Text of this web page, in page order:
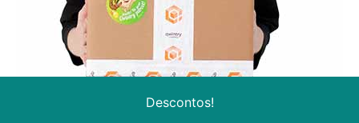
Descontos!